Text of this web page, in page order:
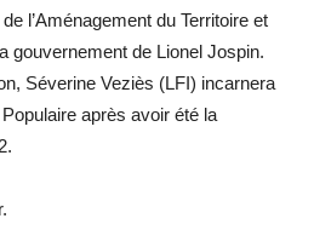
l’Aménagement du Territoire et
gouvernement de Lionel Jospin.
Séverine Veziès (LFI) incarnera
après avoir été la